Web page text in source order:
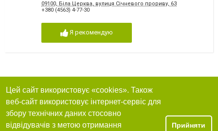
09100, Біла Церква, вулиця Січневого прориву, 63
+380 (4563) 4-77-30
Я рекомендую
Цей сайт використовує «cookies». Також
веб-сайт використовує інтернет-сервіс для
збору технічних даних стосовно
відвідувачів з метою отримання
Прийняти